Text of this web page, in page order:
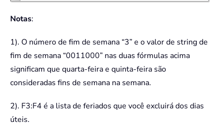
Notas:
1). O número de fim de semana “3” e o valor de string de
fim de semana “0011000” nas duas fórmulas acima
significam que quarta-feira e quinta-feira são
consideradas fins de semana na semana.
2). F3:F4 é a lista de feriados que você excluirá dos dias
úteis.